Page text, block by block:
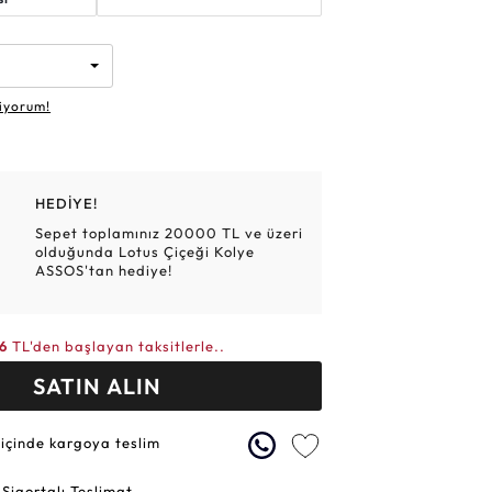
HEDİYE!
Sepet toplamınız 20000 TL ve üzeri
olduğunda Lotus Çiçeği Kolye
ASSOS'tan hediye!
TL'den başlayan taksitlerle..
SATIN ALIN
kargoya teslim